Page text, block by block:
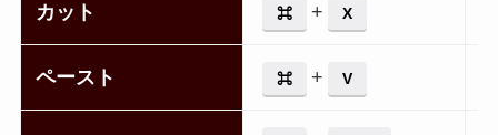
カット ⌘ + X
ペースト ⌘ + V